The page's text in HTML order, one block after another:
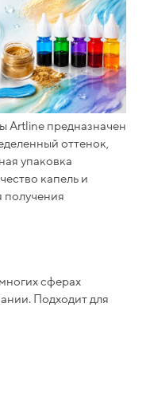
Artline предназначен
оттенок,
упаковка
капель и
получения
сферах
Подходит для